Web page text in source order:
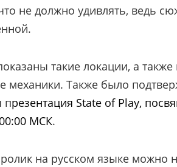
не должно удивлять, ведь
такие локации, а
механики. Также было
презентация State of Play,
МСК.
на русском языке можно